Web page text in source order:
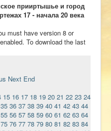
прииртышье и город
17 - начала 20 века
must have version 8 or
To download the last
Next End
15 16 17 18 19 20 21 22 23 24
35 36 37 38 39 40 41 42 43 44
55 56 57 58 59 60 61 62 63 64
75 76 77 78 79 80 81 82 83 84